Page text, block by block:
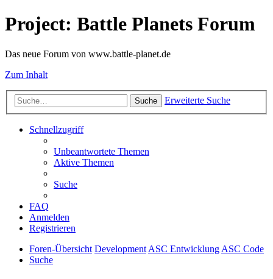
Project: Battle Planets Forum
Das neue Forum von www.battle-planet.de
Zum Inhalt
Suche Erweiterte Suche
Schnellzugriff
Unbeantwortete Themen
Aktive Themen
Suche
FAQ
Anmelden
Registrieren
Foren-Übersicht DevelopmentASC EntwicklungASC Code
Suche